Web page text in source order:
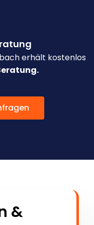
erhält kostenlos
&